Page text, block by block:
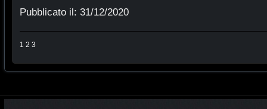
Pubblicato il: 31/12/2020
1 2 3